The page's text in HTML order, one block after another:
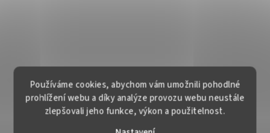
Používáme cookies, abychom vám umožnili pohodlné
prohlížení webu a díky analýze provozu webu neustále
zlepšovali jeho funkce, výkon a použitelnost.